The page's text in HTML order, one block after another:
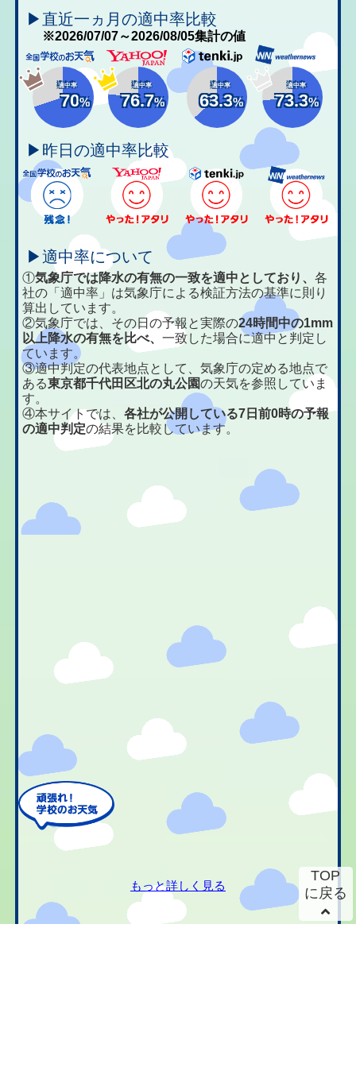
▶直近一ヵ月の適中率比較
※2026/07/07～2026/08/05集計の値
適中率
70%
適中率
76.7%
適中率
63.3%
適中率
73.3%
▶昨日の適中率比較
▶適中率について
①気象庁では降水の有無の一致を適中としており、各
社の「適中率」は気象庁による検証方法の基準に則り
算出しています。
②気象庁では、その日の予報と実際の24時間中の1mm
以上降水の有無を比べ、一致した場合に適中と判定し
ています。
③適中判定の代表地点として、気象庁の定める地点で
ある東京都千代田区北の丸公園の天気を参照していま
す。
④本サイトでは、各社が公開している7日前0時の予報
の適中判定の結果を比較しています。
もっと詳しく見る
TOP
に戻る